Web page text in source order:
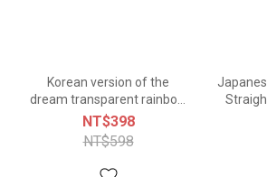
Korean version of the
dream transparent rainbow
automatic umbrella
NT$398
NT$598